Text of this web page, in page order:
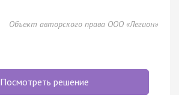
Объект авторского права ООО «Легион»
Посмотреть решение